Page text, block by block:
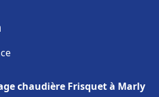
chaudière Frisquet à Marly